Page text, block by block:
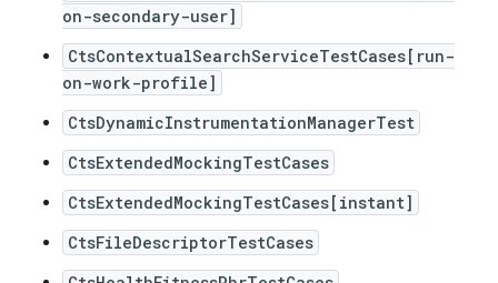
on-secondary-user]
CtsContextualSearchServiceTestCases[run-
on-work-profile]
CtsDynamicInstrumentationManagerTest
CtsExtendedMockingTestCases
CtsExtendedMockingTestCases[instant]
CtsFileDescriptorTestCases